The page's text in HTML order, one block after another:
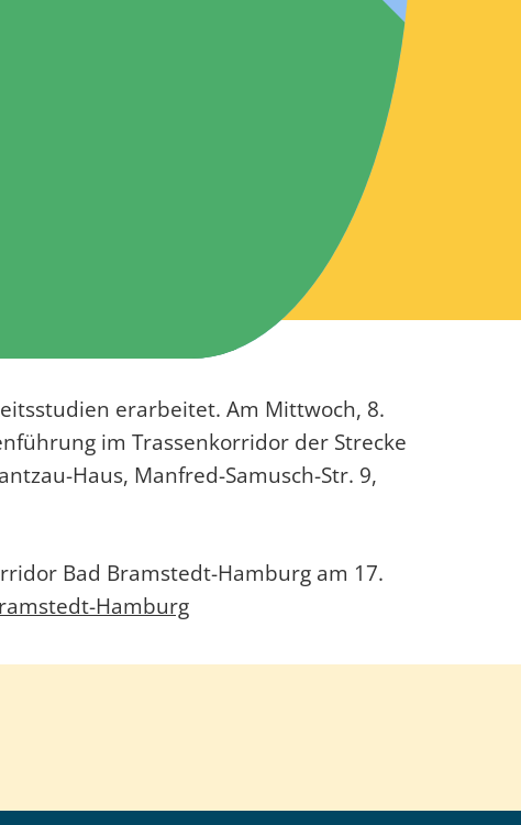
erarbeitet. Am Mittwoch, 8.
im Trassenkorridor der Strecke
Haus, Manfred-Samusch-Str. 9,
Bad Bramstedt-Hamburg am 17.
Hamburg